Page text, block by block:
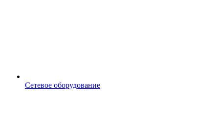
Сетевое оборудование